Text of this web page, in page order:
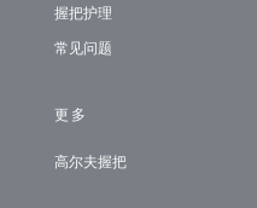
握把护理
常见问题
更多
高尔夫握把